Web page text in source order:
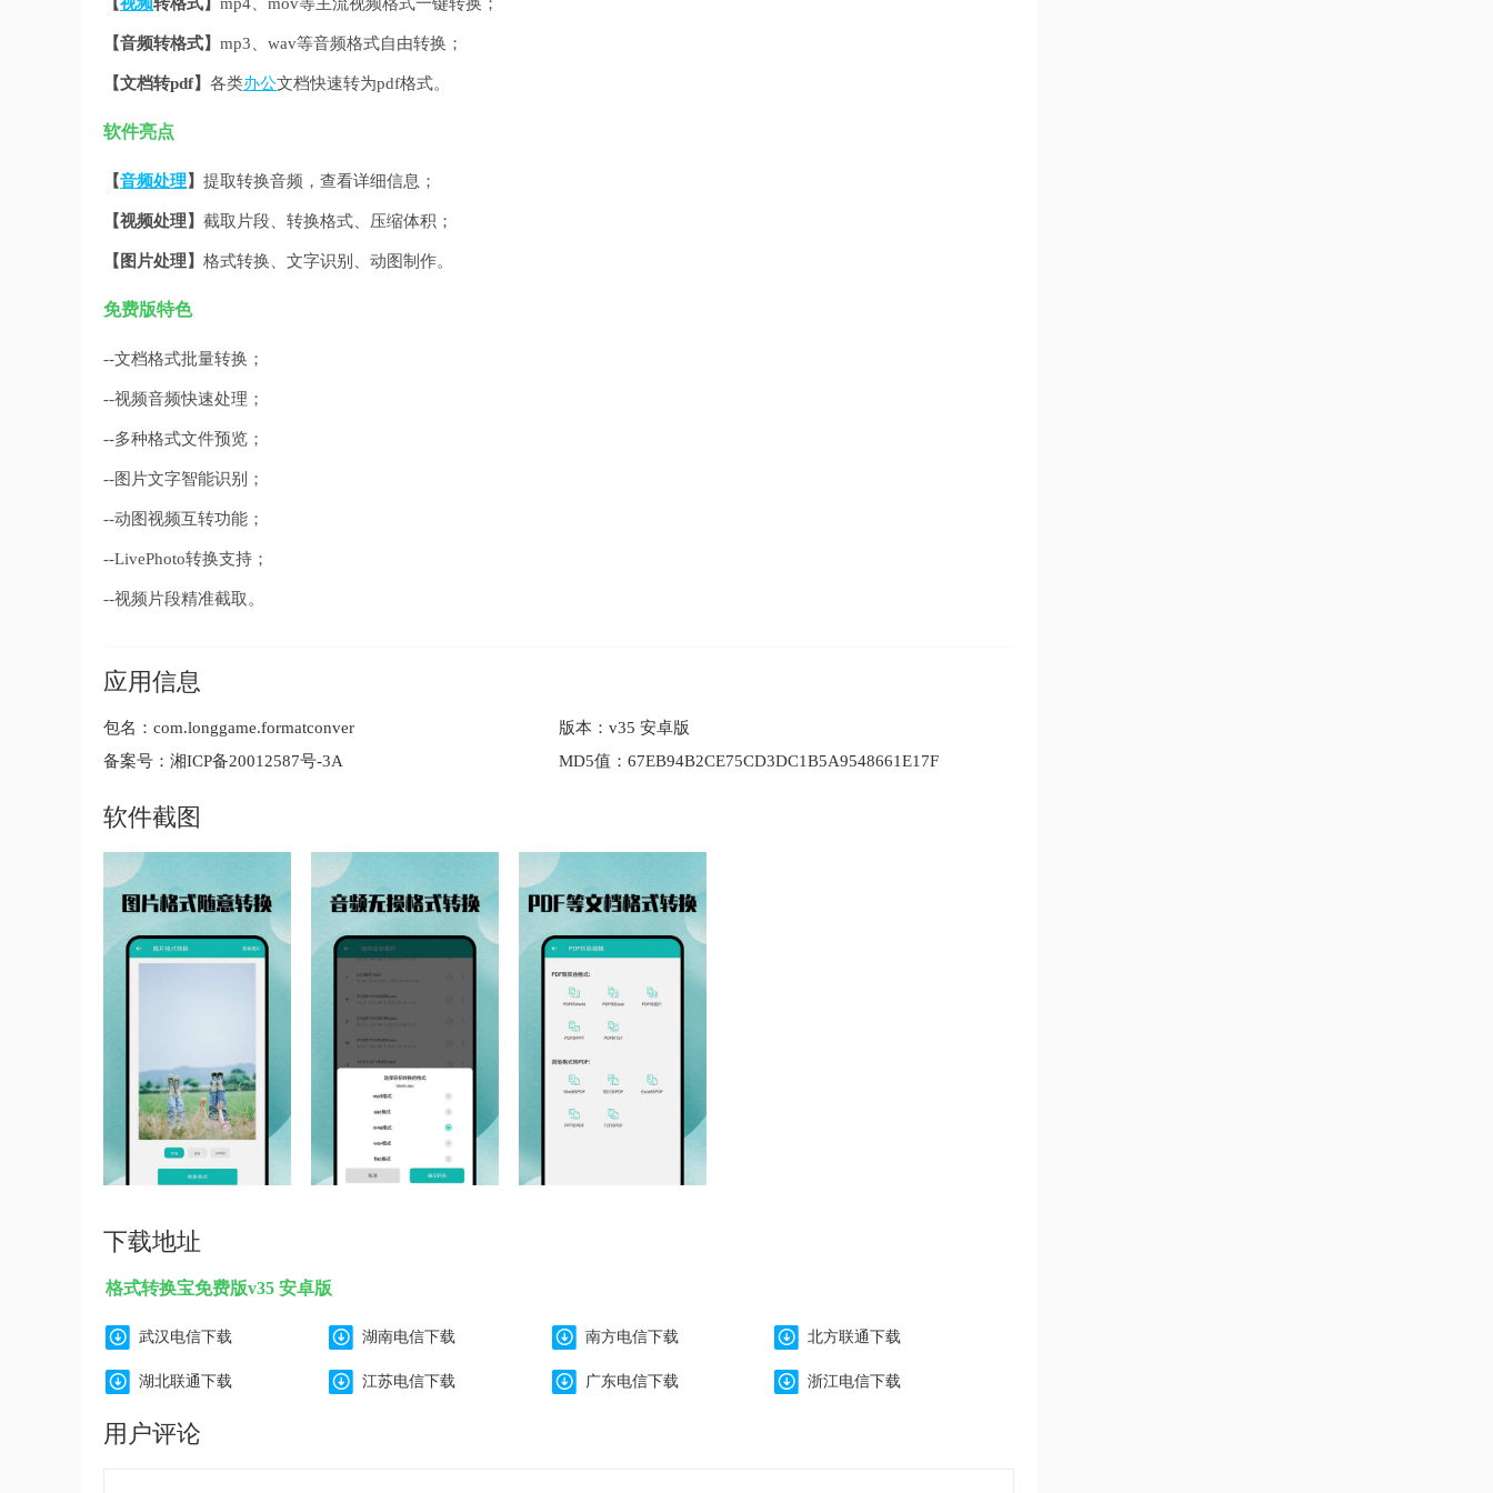
【音频转格式】 mp3、wav等音频格式自由转换；
【文档转pdf】 各类办公文档快速转为pdf格式。
软件亮点
【音频处理】 提取转换音频，查看详细信息；
【视频处理】 截取片段、转换格式、压缩体积；
【图片处理】 格式转换、文字识别、动图制作。
免费版特色
--文档格式批量转换；
--视频音频快速处理；
--多种格式文件预览；
--图片文字智能识别；
--动图视频互转功能；
--LivePhoto转换支持；
--视频片段精准截取。
应用信息
包名： com.longgame.formatconver 版本： v35 安卓版
备案号： 湘ICP备20012587号-3A MD5值： 67EB94B2CE75CD3DC1B5A9548661E17F
软件截图
下载地址
格式转换宝免费版v35 安卓版
武汉电信下载 湖南电信下载 南方电信下载 北方联通下载
湖北联通下载 江苏电信下载 广东电信下载 浙江电信下载
用户评论